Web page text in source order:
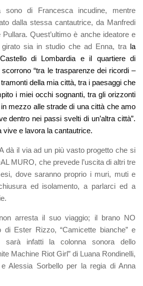
di Francesca incudine, mentre
dalla stessa cantautrice, da Manfredi
Quest’ultimo è anche ideatore e
girato sia in studio che ad Enna, tra la
di Lombardia e il quartiere di
“tra le trasparenze dei ricordi –
della mia città, tra i paesaggi che
i miei occhi sognanti, tra gli orizzonti
mezzo alle strade di una città che amo
dentro nei passi svelti di un’altra città”.
vive e lavora la cantautrice.
dà il via ad un più vasto progetto che si
MURO, che prevede l’uscita di altri tre
dove saranno proprio i muri, muti e
ed isolamento, a parlarci ed a
arresta il suo viaggio; il brano NO
di Ester Rizzo, “Camicette bianche” e
sarà infatti la colonna sonora dello
Machine Riot Girl” di Luana Rondinelli,
Alessia Sorbello per la regia di Anna